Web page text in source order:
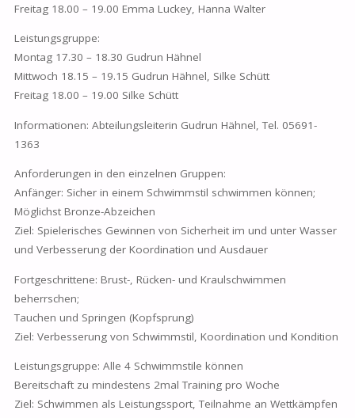
Freitag 18.00 – 19.00 Emma Luckey, Hanna Walter
Leistungsgruppe:
Montag 17.30 – 18.30 Gudrun Hähnel
Mittwoch 18.15 – 19.15 Gudrun Hähnel, Silke Schütt
Freitag 18.00 – 19.00 Silke Schütt
Informationen: Abteilungsleiterin Gudrun Hähnel, Tel. 05691-
1363
Anforderungen in den einzelnen Gruppen:
Anfänger: Sicher in einem Schwimmstil schwimmen können;
Möglichst Bronze-Abzeichen
Ziel: Spielerisches Gewinnen von Sicherheit im und unter Wasser
und Verbesserung der Koordination und Ausdauer
Fortgeschrittene: Brust-, Rücken- und Kraulschwimmen
beherrschen;
Tauchen und Springen (Kopfsprung)
Ziel: Verbesserung von Schwimmstil, Koordination und Kondition
Leistungsgruppe: Alle 4 Schwimmstile können
Bereitschaft zu mindestens 2mal Training pro Woche
Ziel: Schwimmen als Leistungssport, Teilnahme an Wettkämpfen